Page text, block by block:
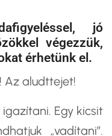
jó
végezzük,
érhetünk el.
Az aludttejet!
Egy kicsit
„vadítani”.